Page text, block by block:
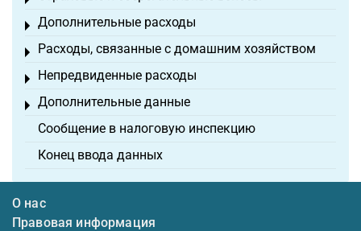
Дополнительные расходы
Toggle menu
Расходы, связанные с домашним хозяйством
Toggle menu
Непредвиденные расходы
Toggle menu
Дополнительные данные
Toggle menu
Сообщение в налоговую инспекцию
Конец ввода данных
О нас
Правовая информация